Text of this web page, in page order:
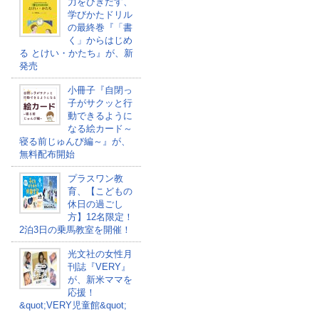
学びかたドリル
の最終巻『「書
く」からはじめ
る とけい・かたち』が、新
発売
小冊子『自閉っ
子がサクッと行
動できるように
なる絵カード～
寝る前じゅんび編～』が、
無料配布開始
プラスワン教
育、【こどもの
休日の過ごし
方】12名限定！
2泊3日の乗馬教室を開催！
光文社の女性月
刊誌『VERY』
が、新米ママを
応援！
&quot;VERY児童館&quot;